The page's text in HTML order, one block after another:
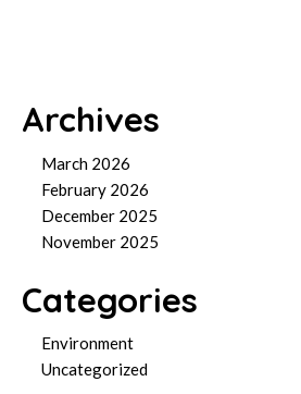
Archives
March 2026
February 2026
December 2025
November 2025
Categories
Environment
Uncategorized